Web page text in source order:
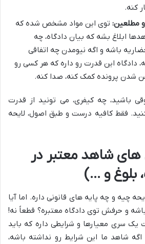
کنه.
مطلعین: توی این مواد مشخص شده که
ابلاغ بشه که بیان دادگاه، چه
باشه و اگه نیومدن چه اتفاقی
دادگاه این قدرت رو داره که هر کسی رو
شدن پرونده کمک کنه، صدا کنه.
باشید، چه کیفری، می تونید از قدرت
فقط کافیه درست و طبق اصول، لایحه
های شاهد معتبر در
بلوغ و …)
چیه و چه پایه های قانونی داره. اما آیا
و حرفش توی دادگاه معتبره؟ قطعاً نه!
یک سری معیارها و شرایطی داره که باید
شاهد ما این شرایط رو نداشته باشه،